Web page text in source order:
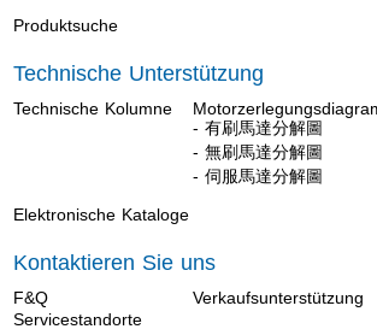
Produktsuche
Technische Unterstützung
Technische Kolumne
- 有刷馬達分解圖
- 無刷馬達分解圖
- 伺服馬達分解圖
Elektronische Kataloge
Kontaktieren Sie uns
F&Q
Verkaufsunterstützung
Servicestandorte